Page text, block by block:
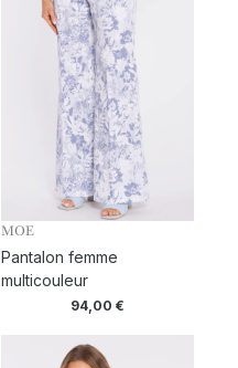
MOE
Pantalon femme
multicouleur
94,00 €